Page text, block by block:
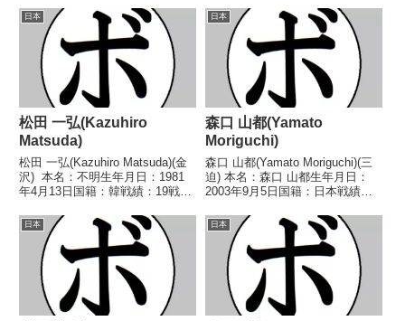
し 【戦歴】2023/12/16 ○4R判
定 3-0(39-37、40-36、40-36)
1979/02/20 ○4R判定 (採点不
明) 石川 保夫(小山ヨネク
ラ)1979/0...
日本
松田 一弘(Kazuhiro
Matsuda)
松田 一弘(Kazuhiro Matsuda)(金
沢) 本名：不明生年月日：1981
年4月13日国籍：韓戦績：19戦7
ル】なし 【戦歴】1999/10/15
●4R判定 (採点不明) 今西 直樹
(エデ...
日本
森口 山都(Yamato
Moriguchi)
森口 山都(Yamato Moriguchi)(三
迫) 本名：森口 山都生年月日：
2003年9月5日国籍：日本戦績：
イトル】2023年度全日本バンタ
ム級新人王 【戦歴】
2021/11/28 ○4R判定...
日本 日本